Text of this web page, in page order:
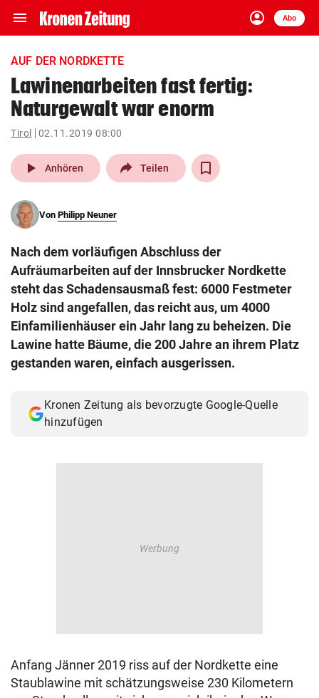
menu Navigation
ein-/ausklappen
account_circle
Anmelden
Abo
close Schließen
account_circle Anmelden
pin_drop
Wien arrow_right
search
eingeben
© Krone Multimedia GmbH & Co KG 2026
Muthgasse 2, 1190 Wien
AUF DER NORDKETTE
Lawinenarbeiten fast fertig:
Naturgewalt war enorm
Tirol 02.11.2019 08:00
play_arrow Anhören Teilen
Von Philipp Neuner
Nach dem vorläufigen Abschluss der
Aufräumarbeiten auf der Innsbrucker Nordkette
steht das Schadensausmaß fest: 6000 Festmeter
Holz sind angefallen, das reicht aus, um 4000
Einfamilienhäuser ein Jahr lang zu beheizen. Die
Lawine hatte Bäume, die 200 Jahre an ihrem Platz
gestanden waren, einfach ausgerissen.
Kronen Zeitung als bevorzugte Google-Quelle
hinzufügen
Anfang Jänner 2019 riss auf der Nordkette eine
Staublawine mit schätzungsweise 230 Kilometern